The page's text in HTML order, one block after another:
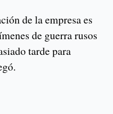
de la empresa es
de guerra rusos
tarde para